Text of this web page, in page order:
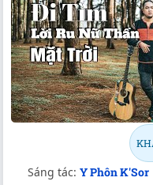
Sáng tác: Y Phôn K'Sor